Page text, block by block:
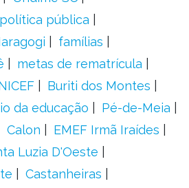
política pública
famílias
metas de rematrícula
Buriti dos Montes
da educação
Pé-de-Meia
Calon
EMEF Irmã Iraídes
Luzia D'Oeste
Castanheiras